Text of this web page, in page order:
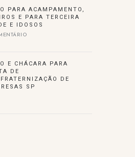
PARA ACAMPAMENTO,
E PARA TERCEIRA
E IDOSOS
E CHÁCARA PARA
DE
DE
SP